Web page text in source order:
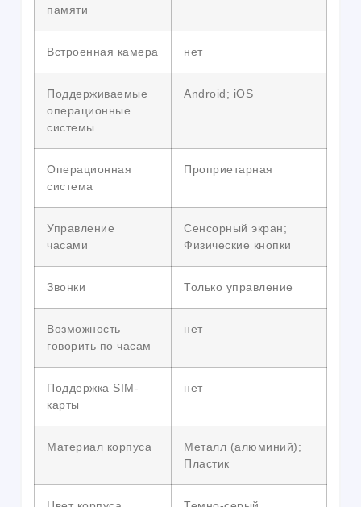
памяти
Встроенная камера нет
Поддерживаемые
операционные
системы
Android; iOS
Операционная
система
Проприетарная
Управление
часами
Сенсорный экран;
Физические кнопки
Звонки Только управление
Возможность
говорить по часам
нет
Поддержка SIM-
карты
нет
Материал корпуса
Металл (алюминий);
Пластик